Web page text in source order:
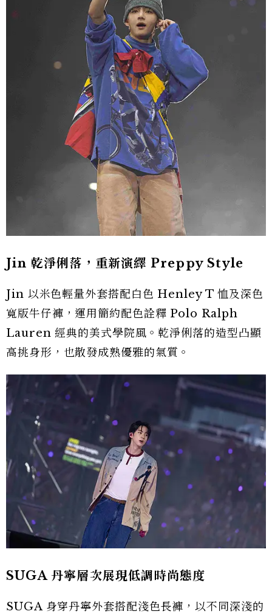
Jin 乾淨俐落，重新演繹 Preppy Style
Jin 以米色輕量外套搭配白色 Henley T 恤及深色
寬版牛仔褲，運用簡約配色詮釋 Polo Ralph
Lauren 經典的美式學院風。乾淨俐落的造型凸顯
高挑身形，也散發成熟優雅的氣質。
SUGA 丹寧層次展現低調時尚態度
SUGA 身穿丹寧外套搭配淺色長褲，以不同深淺的